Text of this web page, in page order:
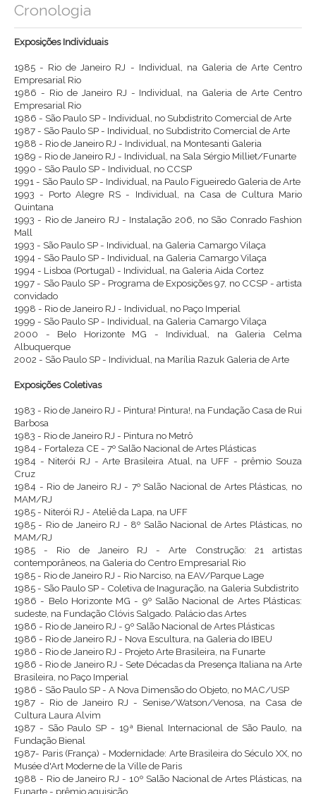
Cronologia
Exposições Individuais
1985 - Rio de Janeiro RJ - Individual, na Galeria de Arte Centro
Empresarial Rio
1986 - Rio de Janeiro RJ - Individual, na Galeria de Arte Centro
Empresarial Rio
1986 - São Paulo SP - Individual, no Subdistrito Comercial de Arte
1987 - São Paulo SP - Individual, no Subdistrito Comercial de Arte
1988 - Rio de Janeiro RJ - Individual, na Montesanti Galeria
1989 - Rio de Janeiro RJ - Individual, na Sala Sérgio Milliet/Funarte
1990 - São Paulo SP - Individual, no CCSP
1991 - São Paulo SP - Individual, na Paulo Figueiredo Galeria de Arte
1993 - Porto Alegre RS - Individual, na Casa de Cultura Mario
Quintana
1993 - Rio de Janeiro RJ - Instalação 206, no São Conrado Fashion
Mall
1993 - São Paulo SP - Individual, na Galeria Camargo Vilaça
1994 - São Paulo SP - Individual, na Galeria Camargo Vilaça
1994 - Lisboa (Portugal) - Individual, na Galeria Aida Cortez
1997 - São Paulo SP - Programa de Exposições 97, no CCSP - artista
convidado
1998 - Rio de Janeiro RJ - Individual, no Paço Imperial
1999 - São Paulo SP - Individual, na Galeria Camargo Vilaça
2000 - Belo Horizonte MG - Individual, na Galeria Celma
Albuquerque
2002 - São Paulo SP - Individual, na Marília Razuk Galeria de Arte
Exposições Coletivas
1983 - Rio de Janeiro RJ - Pintura! Pintura!, na Fundação Casa de Rui
Barbosa
1983 - Rio de Janeiro RJ - Pintura no Metrô
1984 - Fortaleza CE - 7º Salão Nacional de Artes Plásticas
1984 - Niterói RJ - Arte Brasileira Atual, na UFF - prêmio Souza
Cruz
1984 - Rio de Janeiro RJ - 7º Salão Nacional de Artes Plásticas, no
MAM/RJ
1985 - Niterói RJ - Ateliê da Lapa, na UFF
1985 - Rio de Janeiro RJ - 8º Salão Nacional de Artes Plásticas, no
MAM/RJ
1985 - Rio de Janeiro RJ - Arte Construção: 21 artistas
contemporâneos, na Galeria do Centro Empresarial Rio
1985 - Rio de Janeiro RJ - Rio Narciso, na EAV/Parque Lage
1985 - São Paulo SP - Coletiva de Inaguração, na Galeria Subdistrito
1986 - Belo Horizonte MG - 9º Salão Nacional de Artes Plásticas:
sudeste, na Fundação Clóvis Salgado. Palácio das Artes
1986 - Rio de Janeiro RJ - 9º Salão Nacional de Artes Plásticas
1986 - Rio de Janeiro RJ - Nova Escultura, na Galeria do IBEU
1986 - Rio de Janeiro RJ - Projeto Arte Brasileira, na Funarte
1986 - Rio de Janeiro RJ - Sete Décadas da Presença Italiana na Arte
Brasileira, no Paço Imperial
1986 - São Paulo SP - A Nova Dimensão do Objeto, no MAC/USP
1987 - Rio de Janeiro RJ - Senise/Watson/Venosa, na Casa de
Cultura Laura Alvim
1987 - São Paulo SP - 19ª Bienal Internacional de São Paulo, na
Fundação Bienal
1987- Paris (França) - Modernidade: Arte Brasileira do Século XX, no
Musée d'Art Moderne de la Ville de Paris
1988 - Rio de Janeiro RJ - 10º Salão Nacional de Artes Plásticas, na
Funarte - prêmio aquisição